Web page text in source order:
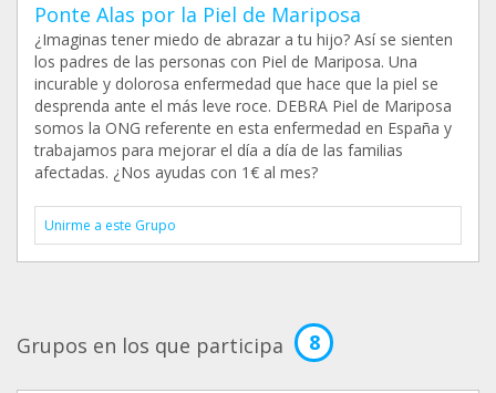
Ponte Alas por la Piel de Mariposa
¿Imaginas tener miedo de abrazar a tu hijo? Así se sienten
los padres de las personas con Piel de Mariposa. Una
incurable y dolorosa enfermedad que hace que la piel se
desprenda ante el más leve roce. DEBRA Piel de Mariposa
somos la ONG referente en esta enfermedad en España y
trabajamos para mejorar el día a día de las familias
afectadas. ¿Nos ayudas con 1€ al mes?
Unirme a este Grupo
Grupos en los que participa 8